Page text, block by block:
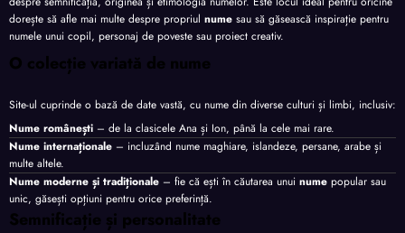
dorește să afle mai multe despre propriul nume sau să găsească inspirație pentru
numele unui copil, personaj de poveste sau proiect creativ.
O colecție variată de nume
Site-ul cuprinde o bază de date vastă, cu nume din diverse culturi și limbi, inclusiv:
Nume românești – de la clasicele Ana și Ion, până la cele mai rare.
Nume internaționale – incluzând nume maghiare, islandeze, persane, arabe și
multe altele.
Nume moderne și tradiționale – fie că ești în căutarea unui nume popular sau
unic, găsești opțiuni pentru orice preferință.
Semnificație și personalitate